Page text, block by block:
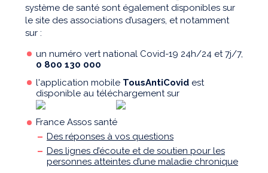
système de santé sont également disponibles sur
le site des associations d’usagers, et notamment
sur :
un numéro vert national Covid-19 24h/24 et 7j/7,
0 800 130 000
l'application mobile TousAntiCovid est
disponible au téléchargement sur
France Assos santé
Des réponses à vos questions
Des lignes d’écoute et de soutien pour les
personnes atteintes d’une maladie chronique